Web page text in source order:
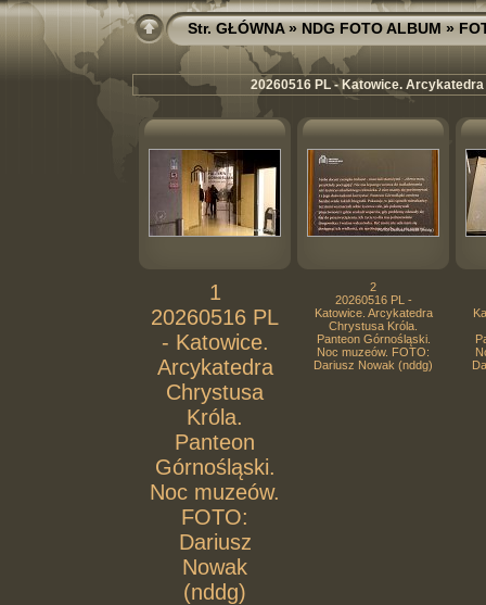
Str. GŁÓWNA»NDG FOTO ALBUM»
20260516 PL - Katowice.
1
20260516 PL
- Katowice.
Arcykatedra
Chrystusa
Króla.
Panteon
Górnośląski.
Noc muzeów.
FOTO:
Dariusz
Nowak
(nddg)
2
20260516 PL -
Katowice. Arcykatedra
Chrystusa Króla.
Panteon Górnośląski.
Noc muzeów. FOTO:
Dariusz Nowak (nddg)